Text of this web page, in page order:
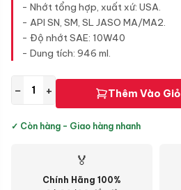
- Nhớt tổng hợp, xuất xứ: USA.
- API SN, SM, SL JASO MA/MA2.
- Độ nhớt SAE: 10W40
- Dung tích: 946 ml.
− + Thêm Vào Giỏ
✓ Còn hàng - Giao hàng nhanh
🏅
Chính Hãng 100%